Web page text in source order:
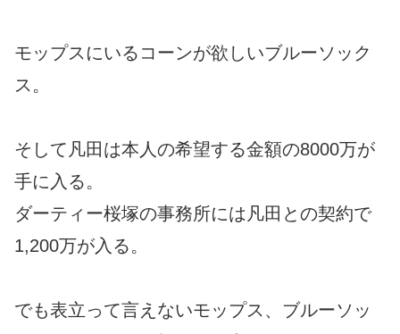
モップスにいるコーンが欲しいブルーソック
ス。
そして凡田は本人の希望する金額の8000万が
手に入る。
ダーティー桜塚の事務所には凡田との契約で
1,200万が入る。
でも表立って言えないモップス、ブルーソッ